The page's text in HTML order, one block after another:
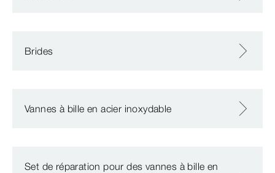
Brides
Vannes à bille en acier inoxydable
Set de réparation pour des vannes à bille en